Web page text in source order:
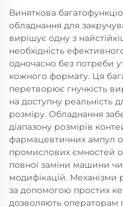
Виняткова
обладнання для
вирішує одну з
необхідність
одночасно без потреби
кожного формату. Ця
перетворює гнучкість
на доступну реальність
розміру. Обладнання
діапазону розмірів
фармацевтичних ампул
промислових ємностей
повної заміни машини
модифікацій.
за допомогою простих
дозволяють операторам